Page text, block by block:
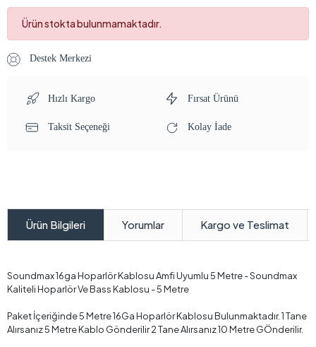
Ürün stokta bulunmamaktadır.
Destek Merkezi
Hızlı Kargo Fırsat Ürünü
Taksit Seçeneği Kolay İade
Ürün Bilgileri Yorumlar Kargo ve Teslimat
Soundmax 16ga Hoparlör Kablosu Amfi Uyumlu 5 Metre - Soundmax
Kaliteli Hoparlör Ve Bass Kablosu - 5 Metre
Paket İçeriğinde 5 Metre 16Ga Hoparlör Kablosu Bulunmaktadır. 1 Tane
Alırsanız 5 Metre Kablo Gönderilir 2 Tane Alırsanız 10 Metre GÖnderilir.